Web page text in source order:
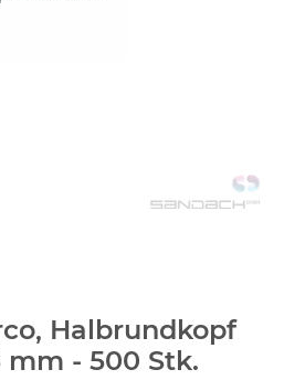
Halbrundkopf
mm - 500 Stk.